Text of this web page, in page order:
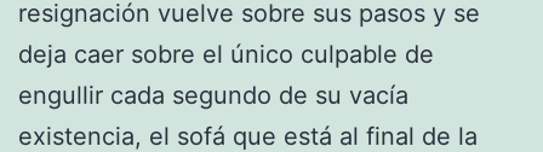
resignación vuelve sobre sus pasos y se
deja caer sobre el único culpable de
engullir cada segundo de su vacía
existencia, el sofá que está al final de la